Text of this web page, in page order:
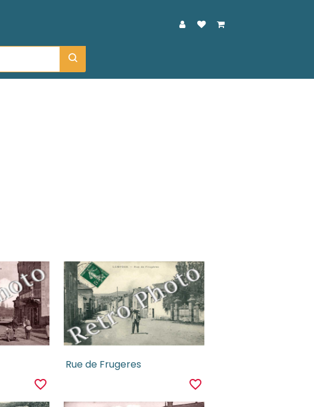
favorite_border
Rue de Frugeres
favorite_border